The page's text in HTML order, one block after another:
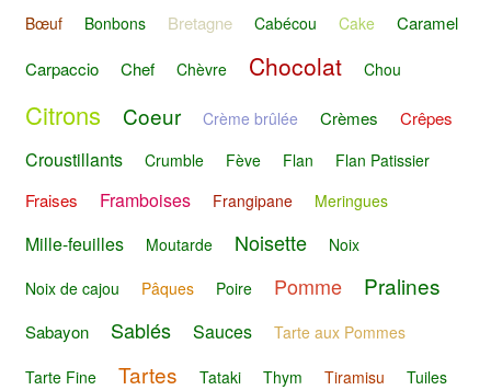
Bœuf Bonbons Bretagne Cabécou Cake
Caramel
Carpaccio
Chef Chèvre Chocolat Chou
Citrons Coeur Crème brûlée Crèmes Crêpes
Croustillants Crumble Fève Flan Flan Patissier
Fraises Framboises Frangipane Meringues
Mille-feuilles Moutarde Noisette Noix
Noix de cajou Pâques Poire Pomme Pralines
Sabayon Sablés Sauces Tarte aux Pommes
Tarte Fine Tartes Tataki Thym Tiramisu Tuiles